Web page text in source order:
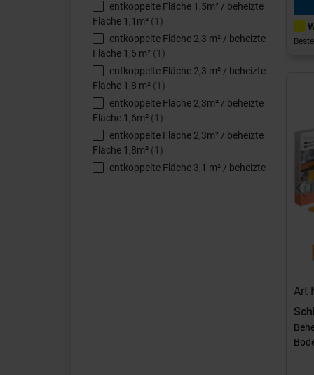
entkoppelte Fläche 1,5m² / beheizte
Fläche 1,1m² (1)
entkoppelte Fläche 2,3 m² / beheizte
Fläche 1,6 m² (1)
entkoppelte Fläche 2,3 m² / beheizte
Fläche 1,8 m² (1)
entkoppelte Fläche 2,3m² / beheizte
Fläche 1,6m² (1)
entkoppelte Fläche 2,3m² / beheizte
Fläche 1,8m² (1)
entkoppelte Fläche 3,1 m² / beheizte
Art-